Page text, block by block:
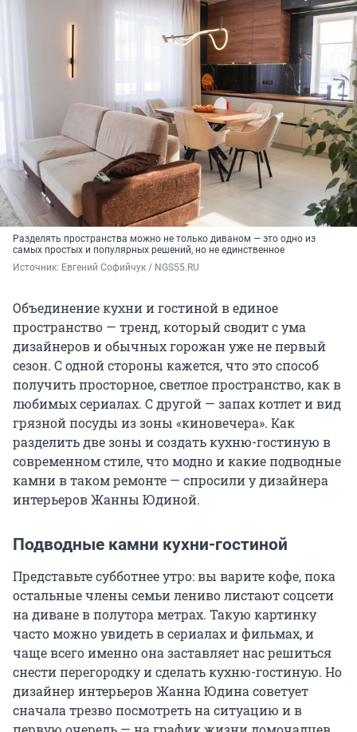
Разделять пространства можно не только диваном — это одно из
самых простых и популярных решений, но не единственное
Источник: Евгений Софийчук / NGS55.RU
Объединение кухни и гостиной в единое
пространство — тренд, который сводит с ума
дизайнеров и обычных горожан уже не первый
сезон. С одной стороны кажется, что это способ
получить просторное, светлое пространство, как в
любимых сериалах. С другой — запах котлет и вид
грязной посуды из зоны «киновечера». Как
разделить две зоны и создать кухню-гостиную в
современном стиле, что модно и какие подводные
камни в таком ремонте — спросили у дизайнера
интерьеров Жанны Юдиной.
Подводные камни кухни-гостиной
Представьте субботнее утро: вы варите кофе, пока
остальные члены семьи лениво листают соцсети
на диване в полутора метрах. Такую картинку
часто можно увидеть в сериалах и фильмах, и
чаще всего именно она заставляет нас решиться
снести перегородку и сделать кухню-гостиную. Но
дизайнер интерьеров Жанна Юдина советует
сначала трезво посмотреть на ситуацию и в